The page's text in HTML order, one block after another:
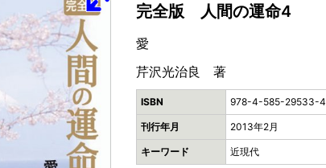
完全版 人間の運命4
愛
芹沢光治良 著
ISBN 978-4-585-29533-4
刊行年月 2013年2月
キーワード 近現代